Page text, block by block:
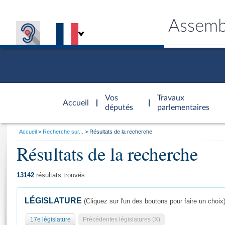
Accueil
d'accueil
Vos
députés
Travaux
parlementaires
Général
Vous
Accueil Recherche sur... Résultats de la recherche
Résultats de la recherche
13142 résultats trouvés
LÉGISLATURE (Cliquez sur l'un des boutons pour faire un choix)
17e législature Précédentes législatures (X)